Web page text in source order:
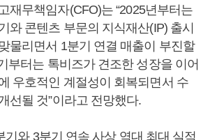
재무책임자(CFO)는 “2025년부터는
와 콘텐츠 부문의 지식재산(IP) 출시
물리면서 1분기 연결 매출이 부진할
부터는 톡비즈가 견조한 성장을 이어
우호적인 계절성이 회복되면서 수
선될 것”이라고 전망했다.
기와 3분기 연속 사상 역대 최대 실적